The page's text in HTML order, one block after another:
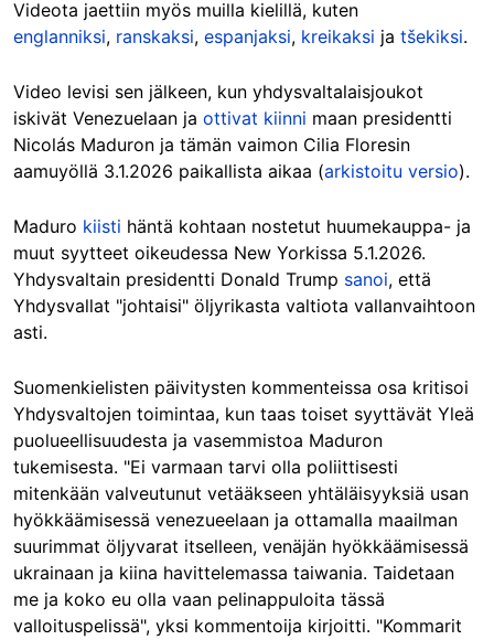
Videota jaettiin myös muilla kielillä, kuten
englanniksi, ranskaksi, espanjaksi, kreikaksi ja tšekiksi.
Video levisi sen jälkeen, kun yhdysvaltalaisjoukot
iskivät Venezuelaan ja ottivat kiinni maan presidentti
Nicolás Maduron ja tämän vaimon Cilia Floresin
aamuyöllä 3.1.2026 paikallista aikaa (arkistoitu versio).
Maduro kiisti häntä kohtaan nostetut huumekauppa- ja
muut syytteet oikeudessa New Yorkissa 5.1.2026.
Yhdysvaltain presidentti Donald Trump sanoi, että
Yhdysvallat "johtaisi" öljyrikasta valtiota vallanvaihtoon
asti.
Suomenkielisten päivitysten kommenteissa osa kritisoi
Yhdysvaltojen toimintaa, kun taas toiset syyttävät Yleä
puolueellisuudesta ja vasemmistoa Maduron
tukemisesta. "Ei varmaan tarvi olla poliittisesti
mitenkään valveutunut vetääkseen yhtäläisyyksiä usan
hyökkäämisessä venezueelaan ja ottamalla maailman
suurimmat öljyvarat itselleen, venäjän hyökkäämisessä
ukrainaan ja kiina havittelemassa taiwania. Taidetaan
me ja koko eu olla vaan pelinappuloita tässä
valloituspelissä", yksi kommentoija kirjoitti. "Kommarit